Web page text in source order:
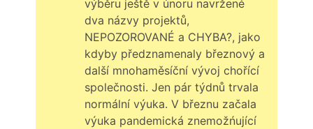
výběru ještě v únoru navržené
dva názvy projektů,
NEPOZOROVANÉ a CHYBA?, jako
kdyby předznamenaly březnový a
další mnohaměsíční vývoj chořící
společnosti. Jen pár týdnů trvala
normální výuka. V březnu začala
výuka pandemická znemožńující